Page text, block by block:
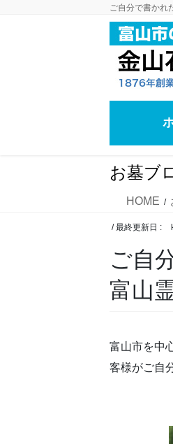
ご自分で書かれ
お墓ブ
HOME
/ 最終更新日 :
ご自
富山
富山市を中
客様がご自